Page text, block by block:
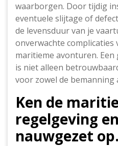
waarborgen. Door tijdig
eventuele slijtage of
de levensduur van je
onverwachte complicaties
maritieme avonturen.
is niet alleen
voor zowel de bemanning
Ken de
regelgeving
nauwgezet op.